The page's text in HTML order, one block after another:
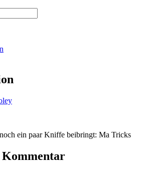
ein paar Kniffe beibringt: Ma Tricks
Kommentar